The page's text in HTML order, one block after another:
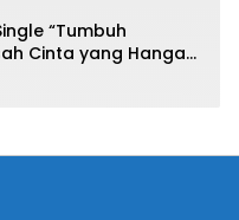
“Tumbuh
Cinta yang Hangat